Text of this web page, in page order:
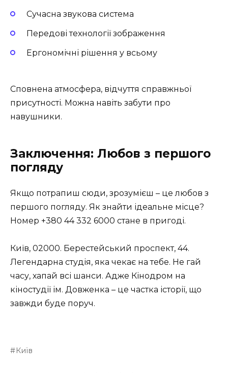
Сучасна звукова система
Передові технології зображення
Ергономічні рішення у всьому
Сповнена атмосфера, відчуття справжньої
присутності. Можна навіть забути про
навушники.
Заключення: Любов з першого
погляду
Якщо потрапиш сюди, зрозумієш – це любов з
першого погляду. Як знайти ідеальне місце?
Номер +380 44 332 6000 стане в пригоді.
Київ, 02000. Берестейський проспект, 44.
Легендарна студія, яка чекає на тебе. Не гай
часу, хапай всі шанси. Адже Кінодром на
кіностудії ім. Довженка – це частка історії, що
завжди буде поруч.
Київ